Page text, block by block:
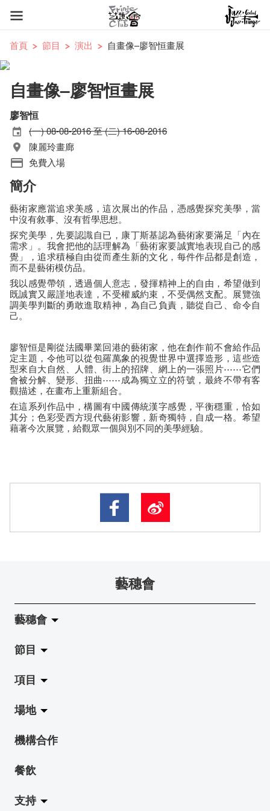
首頁 節目 演出 自畫像–廖智恒畫展
自畫像–廖智恒畫展
廖智恒
(一) 08-08-2016 至 (二) 16-08-2016
陳麗玲畫廊
免費入場
簡介
藝術家應當追求美感，這次展出的作品，憑感覺探究美學，當
中沒有敘事、沒有哲學思想。
探究美學，先要認識自已，康丁斯基認為藝術家要滿足「內在
需求」。我會把他的話理解為「藝術家要誠實地表現自己的感
覺」，追求積極自由從而產生新的文化，每件作品都是創造，
而不是藝術模仿品。
我以感覺帶領，透過個人意志，發揮精神上的自由，希望做到
既誠實又嚴謹地表達，不受權威約束，不受偶然支配。展覽強
調美學判斷的勇敢進取精神，為自己負責，聽從自己、命令自
己。
廖智恒是剛從法國畢業回港的藝術家，他在創作前不會給作品
定主題，令他可以從包羅萬象的視覺世界中選擇造形，這些造
型來自大自然、人體、街上的招牌、網上的一張照片⋯⋯它們
會被分解、變形、扭曲⋯⋯成為獨⽴立的符號，最終不帶有客
觀描述，在畫布上重新組合。
在這系列作品中，構圖有中國傳統漢字感覺，平衡穩重，恰如
其分；色彩受西方現代藝術影響，新奇獨特，自成一格。希望
藉著今次展覽，給觀眾一個與別不同的美學經驗。
藝穗會
藝穗會
關於藝穗會
藝穗會的演化
使命與宗旨
藝穗會架構
檔案庫
藝穗網誌
節目
拉闊
展覽
演出
活動
工作坊
項目
Jazz-Go-Central, Jazz-Go-Fringe
LPL
2015-16 藝術場地資助計劃
2015 照亮香港在新加坡
場地
陳麗玲畫廊
奶庫
地下劇場
機構合作
餐飲
支持